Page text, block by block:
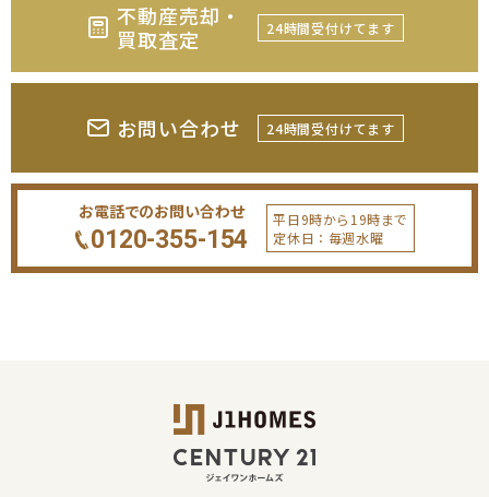
不動産売却・
買取査定
24時間受付けてます
お問い合わせ 24時間受付けてます
お電話でのお問い合わせ
0120-355-154
平日9時から19時まで
定休日：毎週水曜